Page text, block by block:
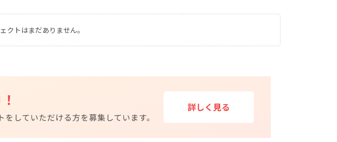
クトはまだありません。